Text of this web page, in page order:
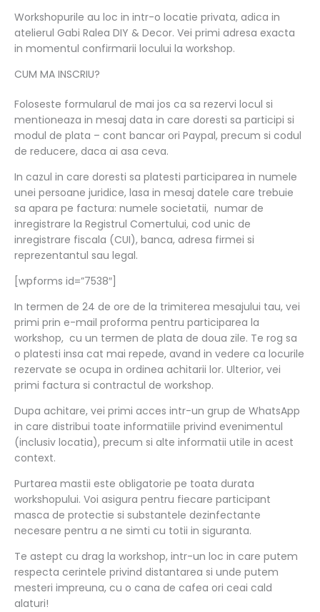
Workshopurile au loc in intr-o locatie privata, adica in
atelierul Gabi Ralea DIY & Decor. Vei primi adresa exacta
in momentul confirmarii locului la workshop.
CUM MA INSCRIU?
Foloseste formularul de mai jos ca sa rezervi locul si
mentioneaza in mesaj data in care doresti sa participi si
modul de plata – cont bancar ori Paypal, precum si codul
de reducere, daca ai asa ceva.
In cazul in care doresti sa platesti participarea in numele
unei persoane juridice, lasa in mesaj datele care trebuie
sa apara pe factura: numele societatii, numar de
inregistrare la Registrul Comertului, cod unic de
inregistrare fiscala (CUI), banca, adresa firmei si
reprezentantul sau legal.
[wpforms id=”7538″]
In termen de 24 de ore de la trimiterea mesajului tau, vei
primi prin e-mail proforma pentru participarea la
workshop, cu un termen de plata de doua zile. Te rog sa
o platesti insa cat mai repede, avand in vedere ca locurile
rezervate se ocupa in ordinea achitarii lor. Ulterior, vei
primi factura si contractul de workshop.
Dupa achitare, vei primi acces intr-un grup de WhatsApp
in care distribui toate informatiile privind evenimentul
(inclusiv locatia), precum si alte informatii utile in acest
context.
Purtarea mastii este obligatorie pe toata durata
workshopului. Voi asigura pentru fiecare participant
masca de protectie si substantele dezinfectante
necesare pentru a ne simti cu totii in siguranta.
Te astept cu drag la workshop, intr-un loc in care putem
respecta cerintele privind distantarea si unde putem
mesteri impreuna, cu o cana de cafea ori ceai cald
alaturi!